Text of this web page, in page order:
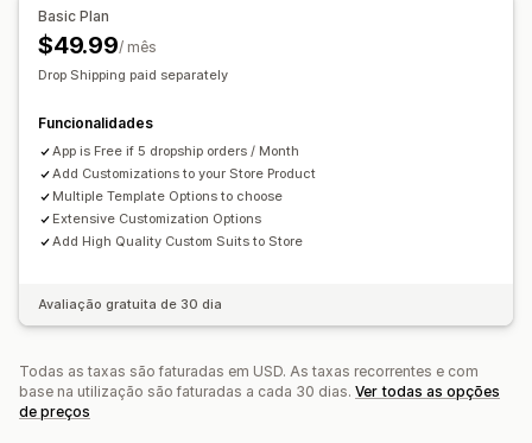
Basic Plan
$49.99/ mês
Drop Shipping paid separately
Funcionalidades
App is Free if 5 dropship orders / Month
Add Customizations to your Store Product
Multiple Template Options to choose
Extensive Customization Options
Add High Quality Custom Suits to Store
Avaliação gratuita de 30 dia
Todas as taxas são faturadas em USD. As taxas recorrentes e com
base na utilização são faturadas a cada 30 dias. Ver todas as opções
de preços